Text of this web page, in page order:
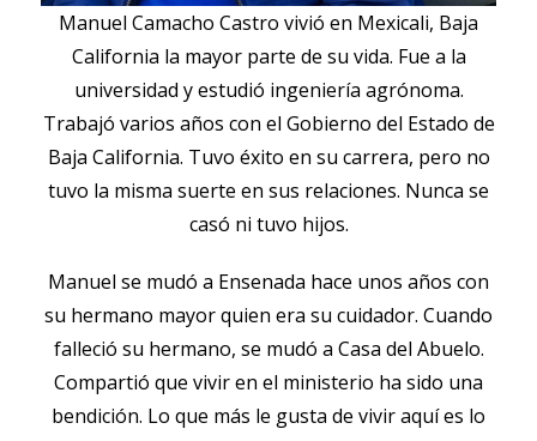
Manuel Camacho Castro vivió en Mexicali, Baja
California la mayor parte de su vida. Fue a la
universidad y estudió ingeniería agrónoma.
Trabajó varios años con el Gobierno del Estado de
Baja California. Tuvo éxito en su carrera, pero no
tuvo la misma suerte en sus relaciones. Nunca se
casó ni tuvo hijos.
Manuel se mudó a Ensenada hace unos años con
su hermano mayor quien era su cuidador. Cuando
falleció su hermano, se mudó a Casa del Abuelo.
Compartió que vivir en el ministerio ha sido una
bendición. Lo que más le gusta de vivir aquí es lo